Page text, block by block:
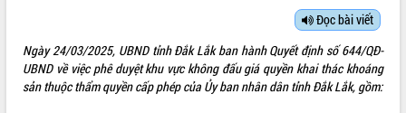
SỞ, BAN, NGÀNH
UBND CÁC XÃ, PHƯỜNG
Đọc bài viết
Ngày 24/03/2025, UBND tỉnh Đắk Lắk ban hành Quyết định số 644/QĐ-
UBND về việc phê duyệt khu vực không đấu giá quyền khai thác khoáng
sản thuộc thẩm quyền cấp phép của Ủy ban nhân dân tỉnh Đắk Lắk, gồm: